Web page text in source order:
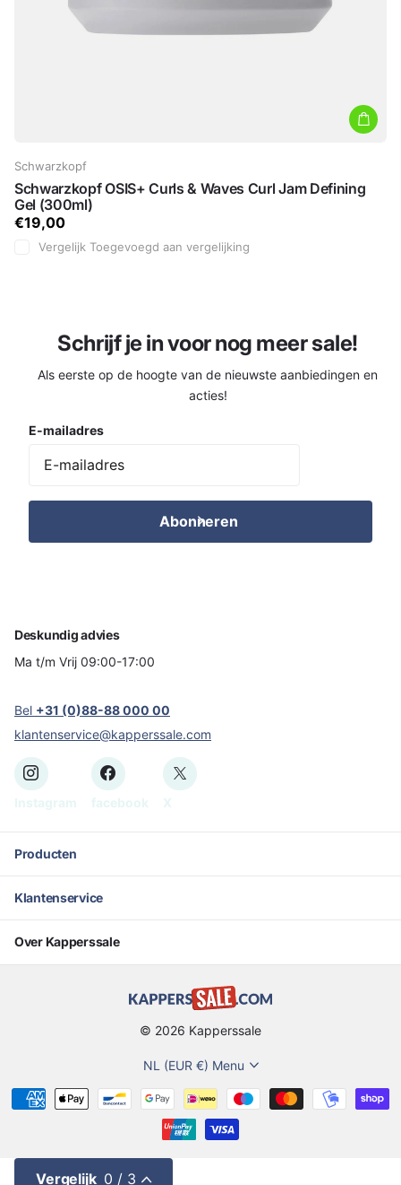
Schwarzkopf
Schwarzkopf OSIS+ Curls & Waves Curl Jam Defining
Gel (300ml)
€19,00
Vergelijk Toegevoegd aan vergelijking
Schrijf je in voor nog meer sale!
Als eerste op de hoogte van de nieuwste aanbiedingen en
acties!
E-mailadres
Abonneren
Deskundig advies
Ma t/m Vrij 09:00-17:00
Bel +31 (0)88-88 000 00
klantenservice@kapperssale.com
Producten
Klantenservice
Over Kapperssale
© 2026 Kapperssale
NL (EUR €) Menu
Vergelijk 0 / 3